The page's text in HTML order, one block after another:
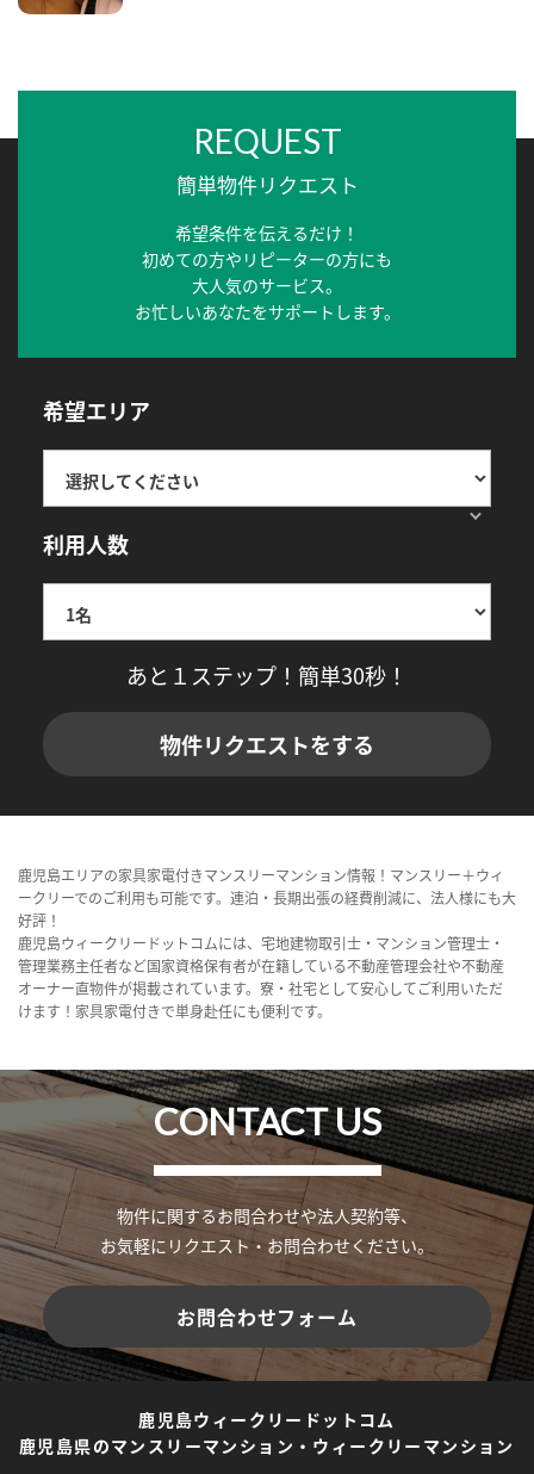
REQUEST
簡単物件リクエスト
希望条件を伝えるだけ！
初めての方やリピーターの方にも
大人気のサービス。
お忙しいあなたをサポートします。
希望エリア
利用人数
あと１ステップ！簡単30秒！
物件リクエストをする
鹿児島エリアの家具家電付きマンスリーマンション情報！マンスリー＋ウィ
ークリーでのご利用も可能です。連泊・長期出張の経費削減に、法人様にも大
好評！
鹿児島ウィークリードットコムには、宅地建物取引士・マンション管理士・
管理業務主任者など国家資格保有者が在籍している不動産管理会社や不動産
オーナー直物件が掲載されています。寮・社宅として安心してご利用いただ
けます！家具家電付きで単身赴任にも便利です。
CONTACT US
物件に関するお問合わせや法人契約等、
お気軽にリクエスト・お問合わせください。
お問合わせフォーム
鹿児島ウィークリードットコム
鹿児島県のマンスリーマンション・ウィークリーマンション